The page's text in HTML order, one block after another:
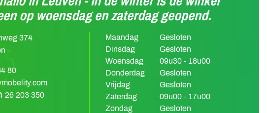
op woensdag en zaterdag geopend.
374
80
26 203 350
Maandag
Gesloten
Dinsdag
Gesloten
Woensdag
09u30 - 18u00
Donderdag
Gesloten
Vrijdag
Gesloten
Zaterdag
09u00 - 17u00
Zondag
Gesloten